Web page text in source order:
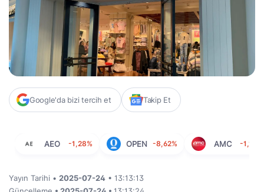
Google'da bizi tercih et Takip Et
AEO -1,28% OPEN -8,62% AMC -1,19%
Yayın Tarihi • 2025-07-24 • 13:13:13